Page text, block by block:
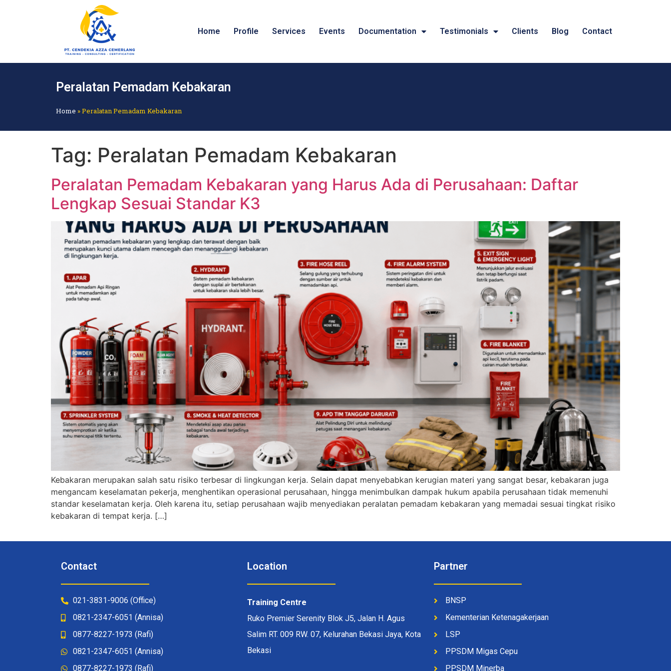
Home Profile Services Events Documentation Testimonials Clients Blog Contact
Peralatan Pemadam Kebakaran
Home »Peralatan Pemadam Kebakaran
Tag: Peralatan Pemadam Kebakaran
Peralatan Pemadam Kebakaran yang Harus Ada di Perusahaan: Daftar
Lengkap Sesuai Standar K3
Kebakaran merupakan salah satu risiko terbesar di lingkungan kerja. Selain dapat menyebabkan kerugian materi yang sangat besar, kebakaran juga
mengancam keselamatan pekerja, menghentikan operasional perusahaan, hingga menimbulkan dampak hukum apabila perusahaan tidak memenuhi
standar keselamatan kerja. Oleh karena itu, setiap perusahaan wajib menyediakan peralatan pemadam kebakaran yang memadai sesuai tingkat risiko
kebakaran di tempat kerja. […]
Contact
021-3831-9006 (Office)
0821-2347-6051 (Annisa)
0877-8227-1973 (Rafi)
0821-2347-6051 (Annisa)
0877-8227-1973 (Rafi)
Location
Training Centre
Ruko Premier Serenity Blok J5, Jalan H. Agus
Salim RT. 009 RW. 07, Kelurahan Bekasi Jaya, Kota
Bekasi
Partner
BNSP
Kementerian Ketenagakerjaan
LSP
PPSDM Migas Cepu
PPSDM Minerba